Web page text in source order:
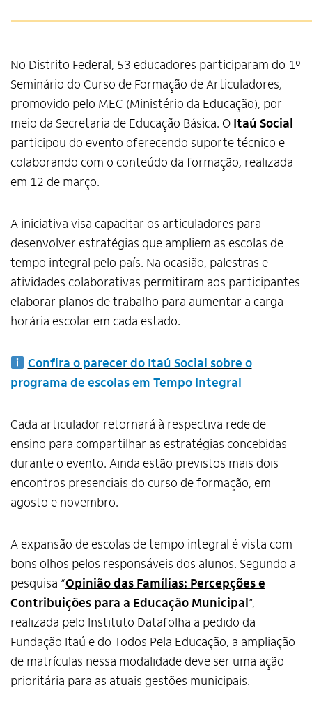
No Distrito Federal, 53 educadores participaram do 1º
Seminário do Curso de Formação de Articuladores,
promovido pelo MEC (Ministério da Educação), por
meio da Secretaria de Educação Básica. O Itaú Social
participou do evento oferecendo suporte técnico e
colaborando com o conteúdo da formação, realizada
em 12 de março.
A iniciativa visa capacitar os articuladores para
desenvolver estratégias que ampliem as escolas de
tempo integral pelo país. Na ocasião, palestras e
atividades colaborativas permitiram aos participantes
elaborar planos de trabalho para aumentar a carga
horária escolar em cada estado.
Confira o parecer do Itaú Social sobre o
programa de escolas em Tempo Integral
Cada articulador retornará à respectiva rede de
ensino para compartilhar as estratégias concebidas
durante o evento. Ainda estão previstos mais dois
encontros presenciais do curso de formação, em
agosto e novembro.
A expansão de escolas de tempo integral é vista com
bons olhos pelos responsáveis dos alunos. Segundo a
pesquisa “Opinião das Famílias: Percepções e
Contribuições para a Educação Municipal”,
realizada pelo Instituto Datafolha a pedido da
Fundação Itaú e do Todos Pela Educação, a ampliação
de matrículas nessa modalidade deve ser uma ação
prioritária para as atuais gestões municipais.